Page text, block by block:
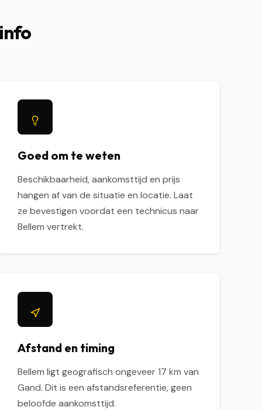
Goed om te weten
Beschikbaarheid, aankomsttijd en prijs
hangen af van de situatie en locatie. Laat
ze bevestigen voordat een technicus naar
Bellem vertrekt.
Afstand en timing
Bellem ligt geografisch ongeveer 17 km van
Gand. Dit is een afstandsreferentie, geen
beloofde aankomsttijd.